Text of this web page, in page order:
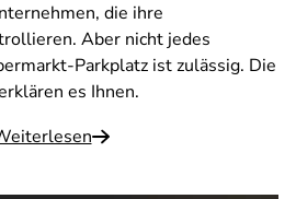
die ihre
Aber nicht jedes
Parkplatz ist zulässig. Die
es Ihnen.